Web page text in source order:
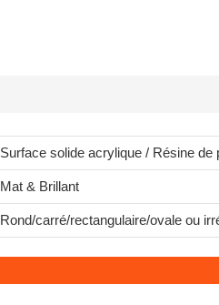
Surface solide acrylique / Résine de
Mat & Brillant
Rond/carré/rectangulaire/ovale ou